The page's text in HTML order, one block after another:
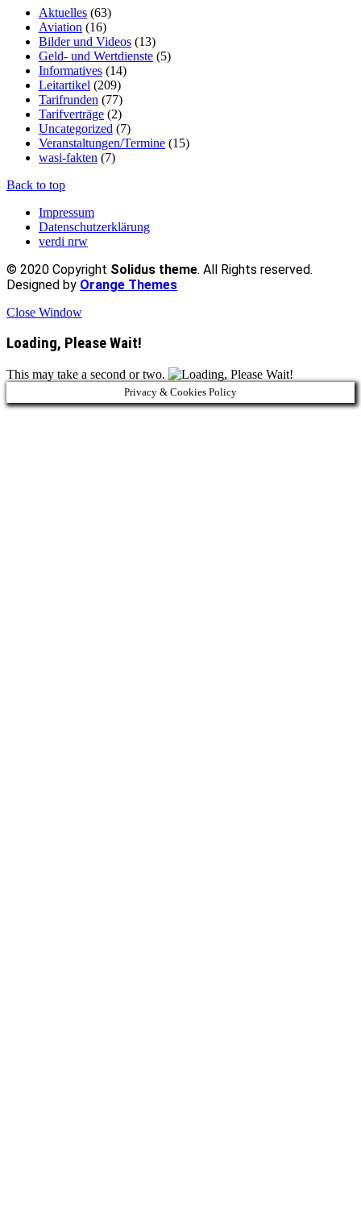
Aktuelles (63)
Aviation (16)
Bilder und Videos (13)
Geld- und Wertdienste (5)
Informatives (14)
Leitartikel (209)
Tarifrunden (77)
Tarifverträge (2)
Uncategorized (7)
Veranstaltungen/Termine (15)
wasi-fakten (7)
Back to top
Impressum
Datenschutzerklärung
verdi nrw
© 2020 Copyright Solidus theme. All Rights reserved.
Designed by Orange Themes
Close Window
Loading, Please Wait!
This may take a second or two.
Privacy & Cookies Policy